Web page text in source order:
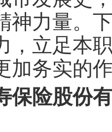
神力量。
，立足本
加务实的
保险股份